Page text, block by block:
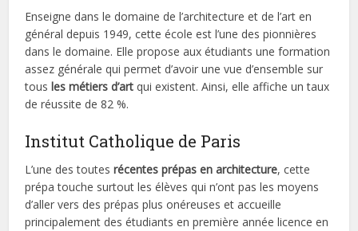
Enseigne dans le domaine de l’architecture et de l’art en
général depuis 1949, cette école est l’une des pionnières
dans le domaine. Elle propose aux étudiants une formation
assez générale qui permet d’avoir une vue d’ensemble sur
tous les métiers d’artqui existent. Ainsi, elle affiche un taux
de réussite de 82 %.
Institut Catholique de Paris
L’une des toutesrécentes prépas en architecture, cette
prépa touche surtout les élèves qui n’ont pas les moyens
d’aller vers des prépas plus onéreuses et accueille
principalement des étudiants en première année licence en